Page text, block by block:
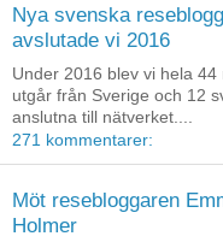
Nya svenska
avslutade vi 2016
Under 2016 blev vi hela
utgår från Sverige och 12
anslutna till nätverket....
271 kommentarer:
Möt resebloggaren
Holmer